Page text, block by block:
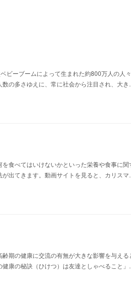
ビーブームによって生まれた約800万人の人々
の多さゆえに、常に社会から注目され、大
食べてはいけないかといった栄養や食事に関
出てきます。動画サイトを見ると、カリス
期の健康に交流の有無が大きな影響を与える
康の秘訣（ひけつ）は友達としゃべること